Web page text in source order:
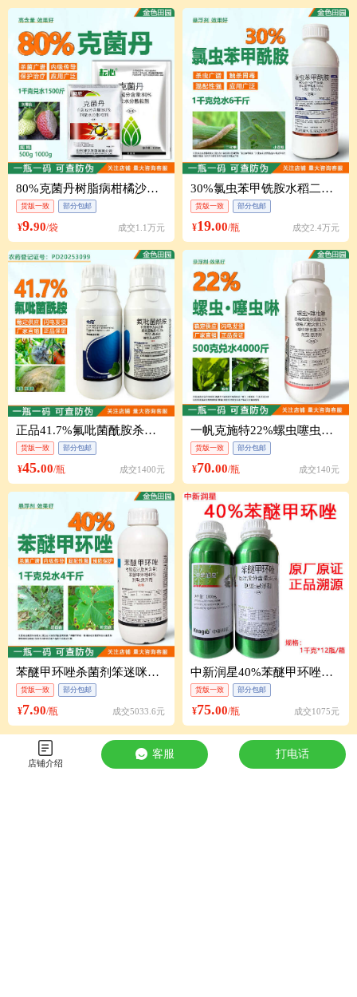
80%克菌丹树脂病柑橘沙皮病煤污叶斑病轮纹病农药杀菌剂克菌舟
货版一致 部分包邮
¥9.90/袋 成交1.1万元
30%氯虫苯甲铣胺水稻二化螟氯虫苯甲酰胺笨甲酰胺康宽农药杀虫
货版一致 部分包邮
¥19.00/瓶 成交2.4万元
正品41.7%氟吡菌酰胺杀菌剂悬浮剂番茄灰霉病农药同路富达
货版一致 部分包邮
¥45.00/瓶 成交1400元
一帆克施特22%螺虫噻虫啉柑橘树木虱螺虫乙酯脂己酯噻虫琳农药
货版一致 部分包邮
¥70.00/瓶 成交140元
苯醚甲环唑杀菌剂笨迷咪锉唑挫炭疽纹枯褐斑疮痂白粉黑斑病专用药
货版一致 部分包邮
¥7.90/瓶 成交5033.6元
中新润星40%苯醚甲环唑香蕉叶斑病杀菌剂农药
货版一致 部分包邮
¥75.00/瓶 成交1075元
店铺介绍
客服 打电话